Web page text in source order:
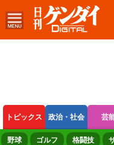
トピックス 政治・社会 芸
ボートレース 競輪 オー
野球 ゴルフ 格闘技